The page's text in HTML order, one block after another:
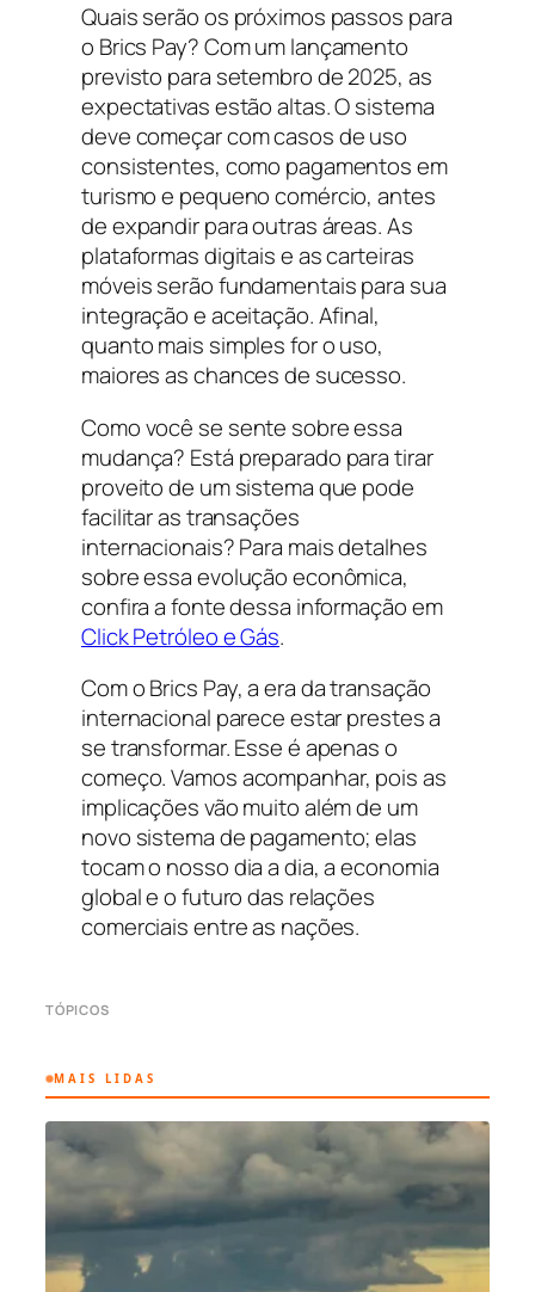
Quais serão os próximos passos para
o Brics Pay? Com um lançamento
previsto para setembro de 2025, as
expectativas estão altas. O sistema
deve começar com casos de uso
consistentes, como pagamentos em
turismo e pequeno comércio, antes
de expandir para outras áreas. As
plataformas digitais e as carteiras
móveis serão fundamentais para sua
integração e aceitação. Afinal,
quanto mais simples for o uso,
maiores as chances de sucesso.
Como você se sente sobre essa
mudança? Está preparado para tirar
proveito de um sistema que pode
facilitar as transações
internacionais? Para mais detalhes
sobre essa evolução econômica,
confira a fonte dessa informação em
Click Petróleo e Gás.
Com o Brics Pay, a era da transação
internacional parece estar prestes a
se transformar. Esse é apenas o
começo. Vamos acompanhar, pois as
implicações vão muito além de um
novo sistema de pagamento; elas
tocam o nosso dia a dia, a economia
global e o futuro das relações
comerciais entre as nações.
TÓPICOS
MAIS LIDAS